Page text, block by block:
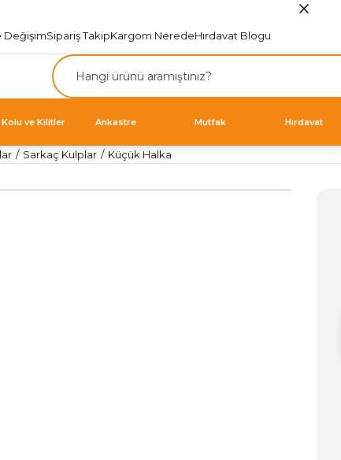
DeğişimSipariş TakipKargom NeredeHırdavat Blogu
Kolu ve Kilitler Ankastre Mutfak Hırdavat
Sarkaç Kulplar Küçük Halka